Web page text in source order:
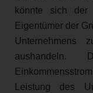
könnte sich der
Eigentümer der
Unternehmens
aushandeln.
Leistung des